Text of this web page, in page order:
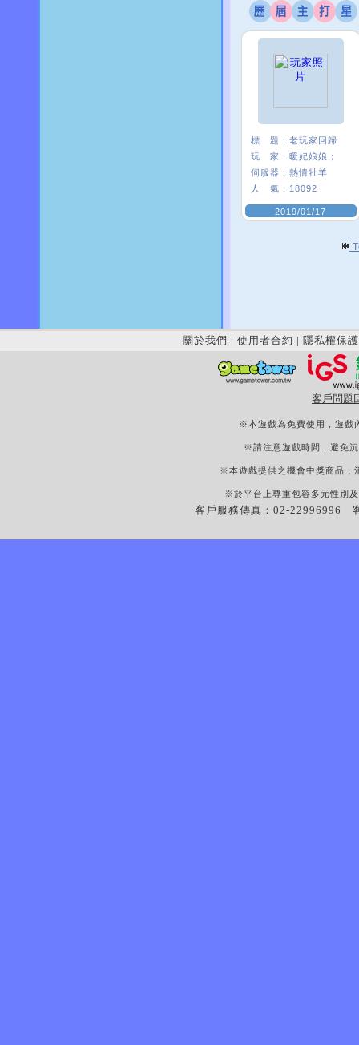
標 題： 老玩家回歸
玩 家： 暖妃娘娘；
伺服器： 熱情牡羊
人 氣： 18092
2019/01/17
關於我們 | 使用者合約 | 隱私權保護
客戶問題
※本遊戲為免費使用，遊戲
※請注意遊戲時間，避免
※本遊戲提供之機會中獎商品，
※於平台上尊重包容多元性別
客戶服務傳真：02-22996996